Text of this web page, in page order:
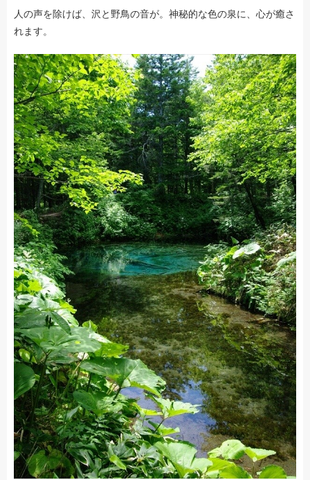
人の声を除けば、沢と野鳥の音が。神秘的な色の泉に、心が癒さ
れます。